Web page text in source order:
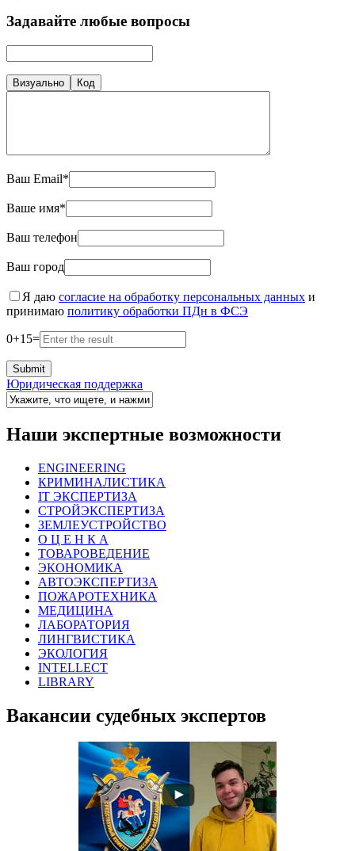
Задавайте любые вопросы
Визуально Код
Ваш Email*
Ваше имя*
Ваш телефон
Ваш город
Я даю согласие на обработку персональных данных и
принимаю политику обработки ПДн в ФСЭ
0+15=
Юридическая поддержка
Наши экспертные возможности
ENGINEERING
КРИМИНАЛИСТИКА
IT ЭКСПЕРТИЗА
СТРОЙЭКСПЕРТИЗА
ЗЕМЛЕУСТРОЙСТВО
О Ц Е Н К А
ТОВАРОВЕДЕНИЕ
ЭКОНОМИКА
АВТОЭКСПЕРТИЗА
ПОЖАРОТЕХНИКА
МЕДИЦИНА
ЛАБОРАТОРИЯ
ЛИНГВИСТИКА
ЭКОЛОГИЯ
INTELLECT
LIBRARY
Вакансии судебных экспертов